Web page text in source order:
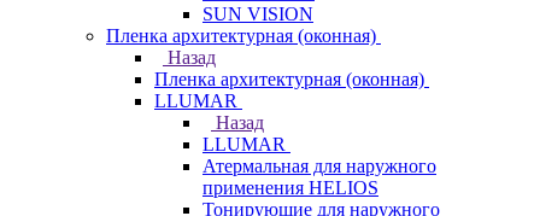
SUN VISION
Пленка архитектурная (оконная)
Назад
Пленка архитектурная (оконная)
LLUMAR
Назад
LLUMAR
Атермальная для наружного
применения HELIOS
Тонирующие для наружного